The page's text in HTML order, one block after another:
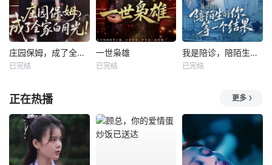
庄园保姆，成了全家白月光
已完结
一世枭雄
已完结
我是陪诊，陪陌生的你等一个结果
已完结
正在热播 更多